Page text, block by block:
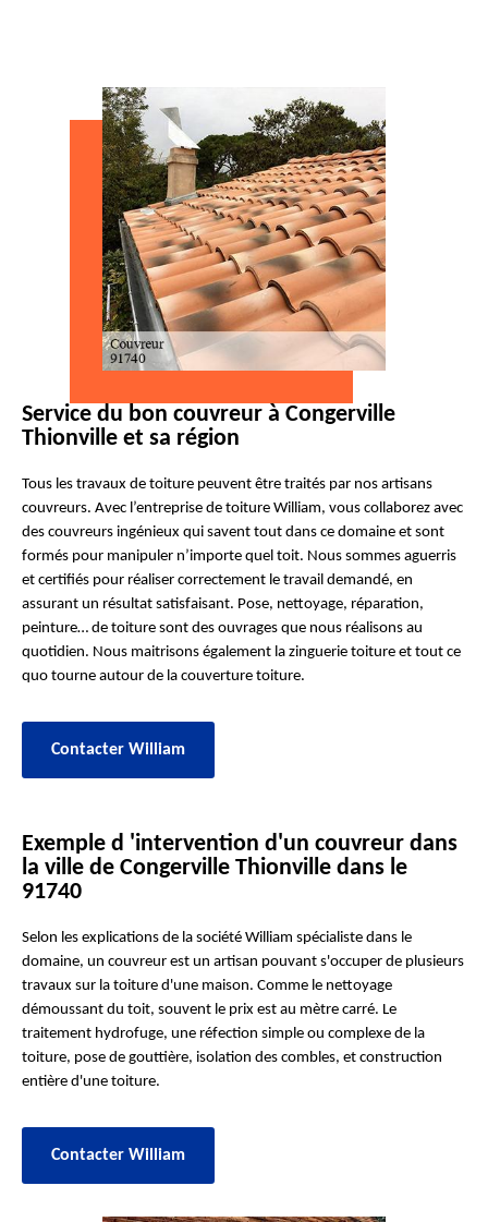
Service du bon couvreur à Congerville
Thionville et sa région
Tous les travaux de toiture peuvent être traités par nos artisans
couvreurs. Avec l’entreprise de toiture William, vous collaborez avec
des couvreurs ingénieux qui savent tout dans ce domaine et sont
formés pour manipuler n’importe quel toit. Nous sommes aguerris
et certifiés pour réaliser correctement le travail demandé, en
assurant un résultat satisfaisant. Pose, nettoyage, réparation,
peinture… de toiture sont des ouvrages que nous réalisons au
quotidien. Nous maitrisons également la zinguerie toiture et tout ce
quo tourne autour de la couverture toiture.
Contacter William
Exemple d 'intervention d'un couvreur dans
la ville de Congerville Thionville dans le
91740
Selon les explications de la société William spécialiste dans le
domaine, un couvreur est un artisan pouvant s'occuper de plusieurs
travaux sur la toiture d'une maison. Comme le nettoyage
démoussant du toit, souvent le prix est au mètre carré. Le
traitement hydrofuge, une réfection simple ou complexe de la
toiture, pose de gouttière, isolation des combles, et construction
entière d'une toiture.
Contacter William